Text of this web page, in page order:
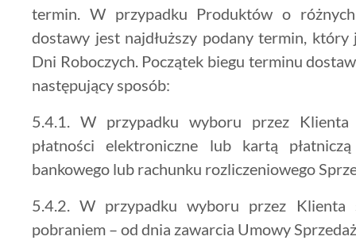
termin. W przypadku Produktów o
dostawy jest najdłuższy podany termin,
Dni Roboczych. Początek biegu terminu
następujący sposób:
5.4.1. W przypadku wyboru przez Klienta
płatności elektroniczne lub kartą
bankowego lub rachunku rozliczeniowego
5.4.2. W przypadku wyboru przez Klienta
pobraniem – od dnia zawarcia Umowy